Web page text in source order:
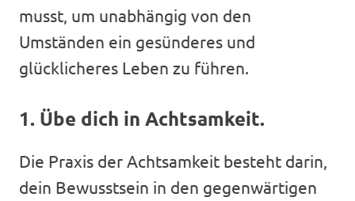
musst, um unabhängig von den
Umständen ein gesünderes und
glücklicheres Leben zu führen.
1. Übe dich in Achtsamkeit.
Die Praxis der Achtsamkeit besteht darin,
dein Bewusstsein in den gegenwärtigen